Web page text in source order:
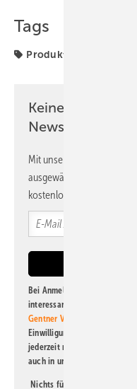
Tags
Produktion
Keine Zeit? Kein
Newsletter!
Mit unserem Newsletter
ausgewählte
kostenlos direkt ins
Bei Anmeldung zu diesem
interessante Verlags- und
Gentner Verlag GmbH & Co.
Einwilligung kann ich
jederzeit möglich.
auch in unserer
Nichts für Sie dabei? Dann